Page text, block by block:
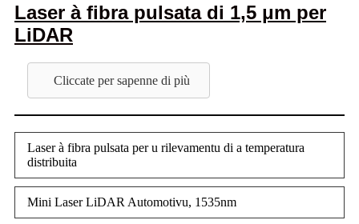
Laser à fibra pulsata di 1,5 μm per
LiDAR
Cliccate per sapenne di più
Laser à fibra pulsata per u rilevamentu di a temperatura
distribuita
Mini Laser LiDAR Automotivu, 1535nm